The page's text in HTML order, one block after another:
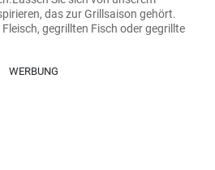
das zur Grillsaison gehört.
gegrillten Fisch oder gegrillte
WERBUNG